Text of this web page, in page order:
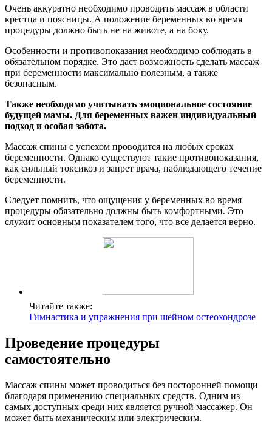
Очень аккуратно необходимо проводить массаж в области
крестца и поясницы. А положение беременных во время
процедуры должно быть не на животе, а на боку.
Особенности и противопоказания необходимо соблюдать в
обязательном порядке. Это даст возможность сделать массаж
при беременности максимально полезным, а также
безопасным.
Также необходимо учитывать эмоциональное состояние
будущей мамы. Для беременных важен индивидуальный
подход и особая забота.
Массаж спины с успехом проводится на любых сроках
беременности. Однако существуют такие противопоказания,
как сильный токсикоз и запрет врача, наблюдающего течение
беременности.
Следует помнить, что ощущения у беременных во время
процедуры обязательно должны быть комфортными. Это
служит основным показателем того, что все делается верно.
Читайте также:
Гимнастика и упражнения при шейном остеохондрозе
Проведение процедуры
самостоятельно
Массаж спины может проводиться без посторонней помощи
благодаря применению специальных средств. Одним из
самых доступных среди них является ручной массажер. Он
может быть механическим или электрическим.